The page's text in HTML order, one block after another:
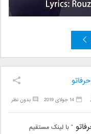
بدون نظر 14 جولای 2019
” با لینک مستقیم